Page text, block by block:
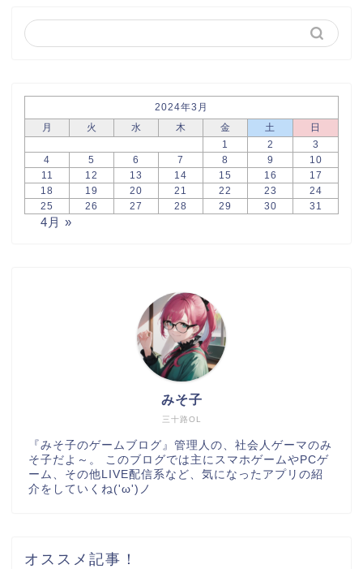
2024年3月
月
火 水 木 金 土
日
1
2
3
4
5 6 7 8 9
10
11
12 13 14 15 16
17
18
19 20 21 22 23
24
25
26 27 28 29 30 31
4月 »
三十路OL
みそ子
『みそ子のゲームブログ』管理人の、社会人ゲーマのみ
そ子だよ～。 このブログでは主にスマホゲームやPCゲ
ーム、その他LIVE配信系など、気になったアプリの紹
介をしていくね('ω')ノ
オススメ記事！